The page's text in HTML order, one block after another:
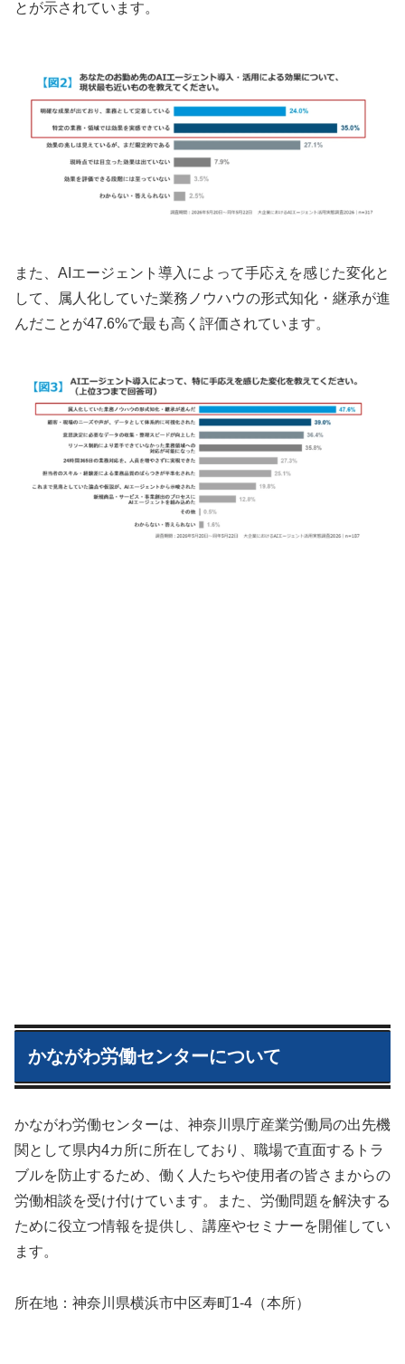
とが示されています。
また、AIエージェント導入によって手応えを感じた変化と
して、属人化していた業務ノウハウの形式知化・継承が進
んだことが47.6%で最も高く評価されています。
かながわ労働センターについて
かながわ労働センターは、神奈川県庁産業労働局の出先機
関として県内4カ所に所在しており、職場で直面するトラ
ブルを防止するため、働く人たちや使用者の皆さまからの
労働相談を受け付けています。また、労働問題を解決する
ために役立つ情報を提供し、講座やセミナーを開催してい
ます。
所在地：神奈川県横浜市中区寿町1-4（本所）